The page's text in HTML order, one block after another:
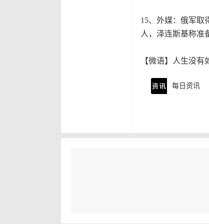
15、外媒：俄军取
人，泽连斯基称准
【微语】人生没
每日资讯